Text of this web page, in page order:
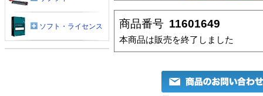
商品番号 11601649
本商品は販売を終了しました
ソフト・ライセンス